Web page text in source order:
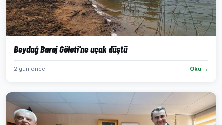
Beydağ Baraj Göleti'ne uçak düştü
2 gün önce Oku →